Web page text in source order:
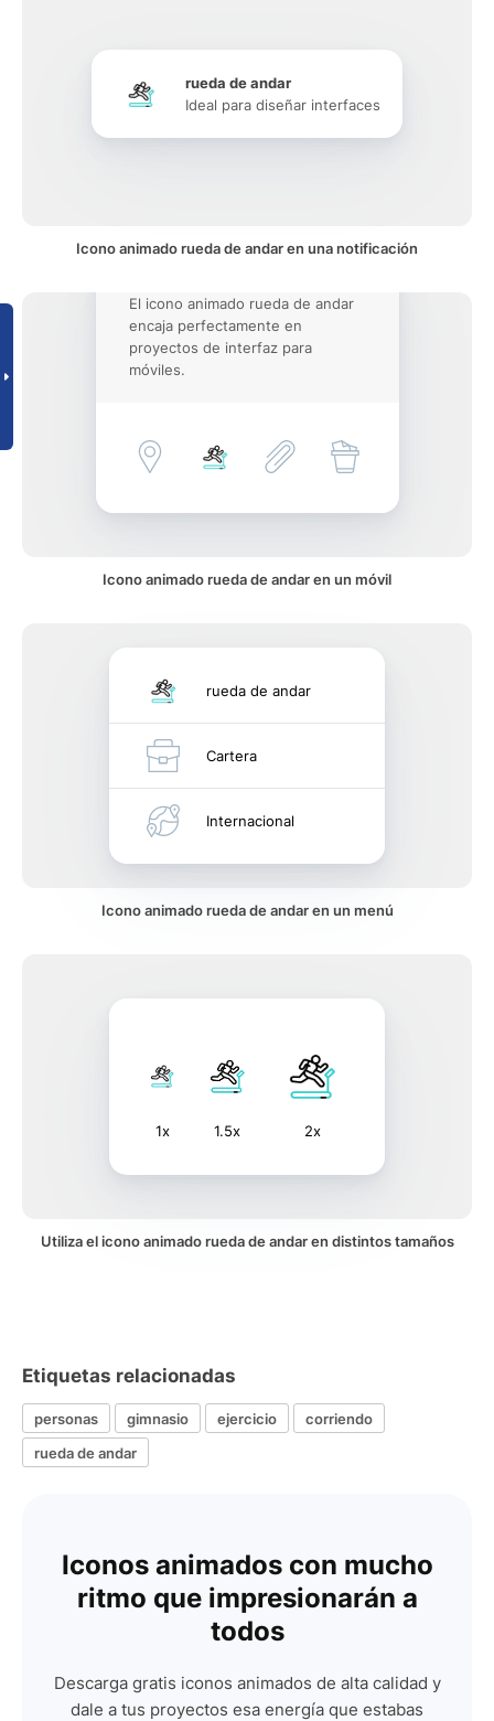
rueda de andar
Ideal para diseñar interfaces
Icono animado rueda de andar en una notificación
El icono animado rueda de andar
encaja perfectamente en
proyectos de interfaz para
móviles.
Icono animado rueda de andar en un móvil
rueda de andar
Cartera
Internacional
Icono animado rueda de andar en un menú
1x 1.5x 2x
Utiliza el icono animado rueda de andar en distintos tamaños
Etiquetas relacionadas
personas gimnasio ejercicio
corriendo
rueda de andar
Iconos animados con mucho
ritmo que impresionarán a
todos
Descarga gratis iconos animados de alta calidad y
dale a tus proyectos esa energía que estabas